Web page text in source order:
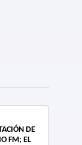
DE
FM; EL